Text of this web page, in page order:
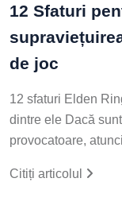
12 Sfaturi
de joc
12 sfaturi Elden
dintre ele Dacă
provocatoare,
Citiți articolul